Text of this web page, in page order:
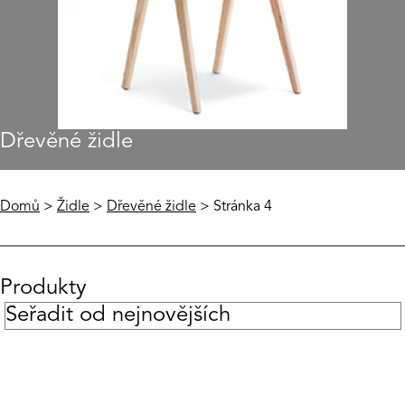
Dřevěné židle
Domů > Židle > Dřevěné židle > Stránka 4
Produkty